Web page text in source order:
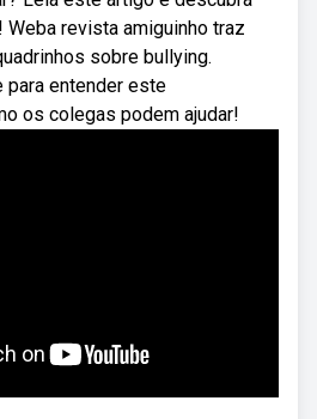
revista amiguinho traz
sobre bullying.
para entender este
os colegas podem ajudar!